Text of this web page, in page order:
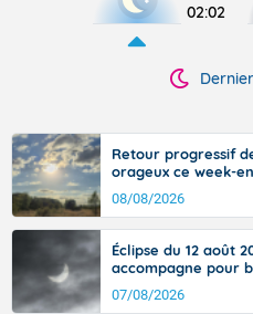
02:02
Retour progressif
orageux ce week-
08/08/2026
Éclipse du 12 août
accompagne pour
07/08/2026